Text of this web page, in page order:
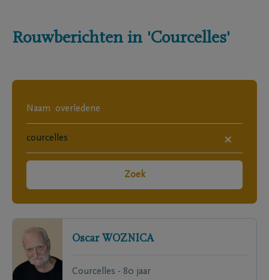
Rouwberichten in 'Courcelles'
×
Zoek
Oscar WOZNICA
Courcelles - 80 jaar